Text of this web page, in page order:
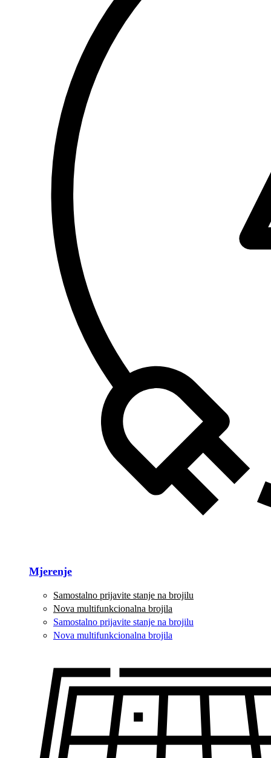
Mjerenje
Samostalno prijavite stanje na brojilu
Nova multifunkcionalna brojila
Samostalno prijavite stanje na brojilu
Nova multifunkcionalna brojila